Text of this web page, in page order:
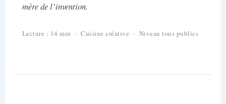
mère de l’invention.
Lecture : 14 min · Cuisine créative · Niveau tous publics